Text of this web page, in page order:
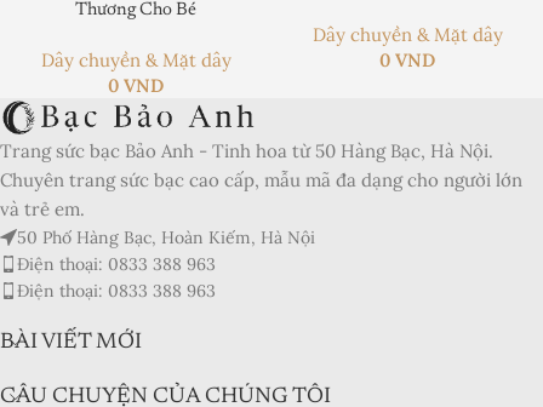
Product Brand:
Product Currency:
Price Valid Until:
Product In-Stock:
Xếp hạng của biên tập viên:
5
Thương Cho Bé
Dây chuyền & Mặt dây
0 VND
Dây chuyền & Mặt dây
0 VND
Trang sức bạc Bảo Anh - Tinh hoa từ 50 Hàng Bạc, Hà Nội.
Chuyên trang sức bạc cao cấp, mẫu mã đa dạng cho người lớn
và trẻ em.
50 Phố Hàng Bạc, Hoàn Kiếm, Hà Nội
Điện thoại: 0833 388 963
Điện thoại: 0833 388 963
BÀI VIẾT MỚI
CÂU CHUYỆN CỦA CHÚNG TÔI